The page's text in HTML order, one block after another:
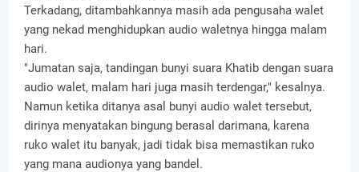
Terkadang, ditambahkannya masih ada pengusaha walet
yang nekad menghidupkan audio waletnya hingga malam
hari.
"Jumatan saja, tandingan bunyi suara Khatib dengan suara
audio walet, malam hari juga masih terdengar," kesalnya.
Namun ketika ditanya asal bunyi audio walet tersebut,
dirinya menyatakan bingung berasal darimana, karena
ruko walet itu banyak, jadi tidak bisa memastikan ruko
yang mana audionya yang bandel.